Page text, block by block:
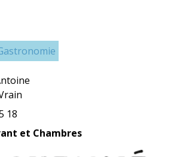
18
et Chambres